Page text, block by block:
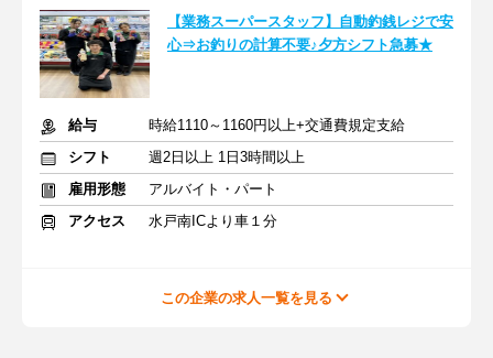
【業務スーパースタッフ】自動釣銭レジで安
心⇒お釣りの計算不要♪夕方シフト急募★
給与
時給1110～1160円以上+交通費規定支給
シフト
週2日以上 1日3時間以上
雇用形態
アルバイト・パート
アクセス
水戸南ICより車１分
この企業の求人一覧を見る